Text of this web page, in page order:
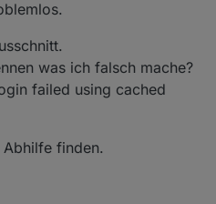
was ich falsch mache?
failed using cached
finden.